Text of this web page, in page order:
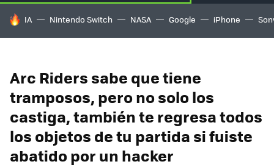
HOY SE HABLA DE
IA Nintendo Switch NASA Google iPhone
Arc Riders sabe que tiene
tramposos, pero no solo los
castiga, también te regresa todos
los objetos de tu partida si fuiste
abatido por un hacker